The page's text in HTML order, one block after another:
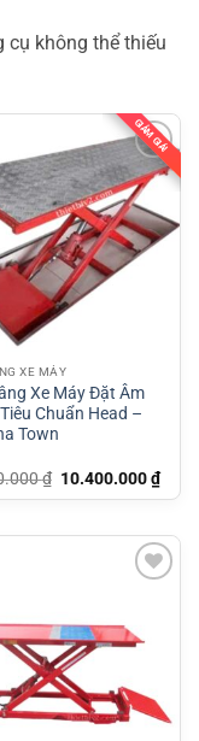
cụ không thể thiếu
GIẢM GIÁ!
XE MÁY
Xe Máy Đặt Âm
Chuẩn Head –
Town
₫ Giá
10.400.000₫Giá
hiện